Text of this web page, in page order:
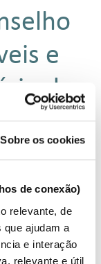
Sobre os cookies
de conexão)
relevante, de
ajudam a
e interação
relevante e útil
e
da
processo de Consulta
Consultivo, do Conselho